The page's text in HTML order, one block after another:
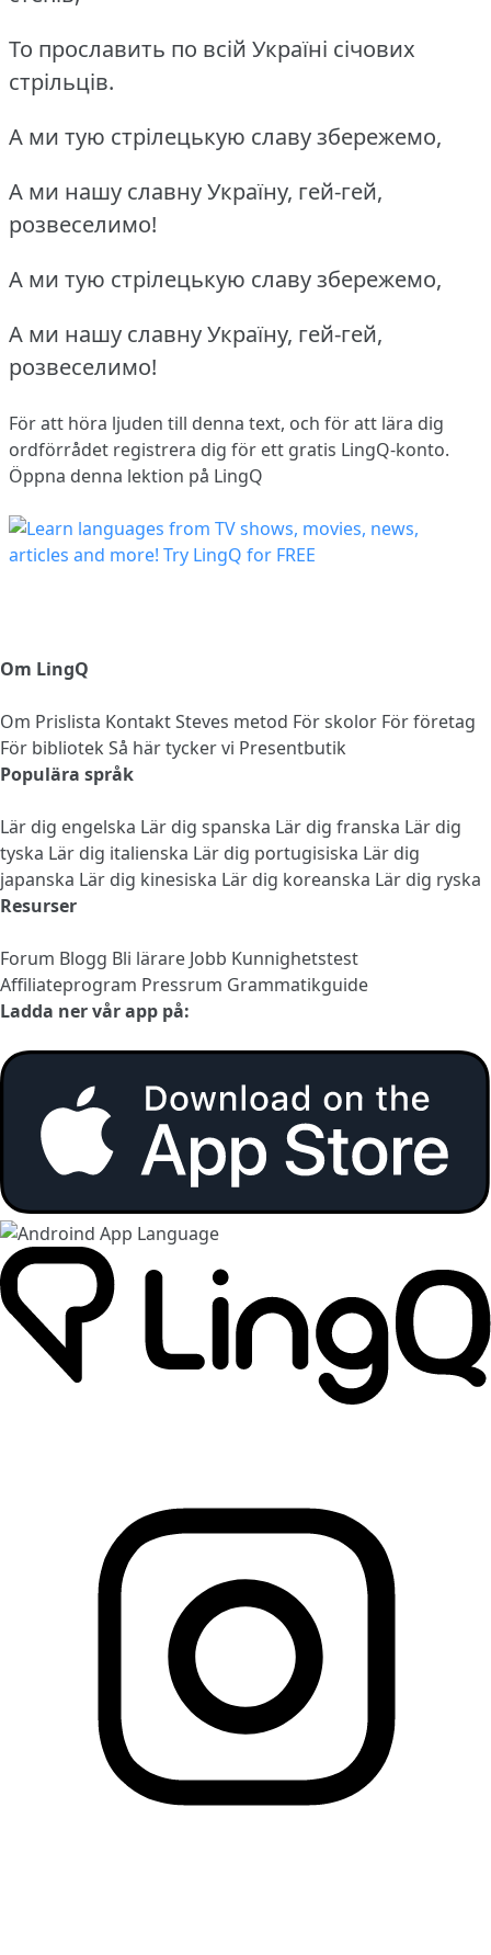
То прославить по всій Україні січових
стрільців.
А ми тую стрілецькую славу збережемо,
А ми нашу славну Україну, гей-гей,
розвеселимо!
А ми тую стрілецькую славу збережемо,
А ми нашу славну Україну, гей-гей,
розвеселимо!
För att höra ljuden till denna text, och för att lära dig
ordförrådet registrera dig för ett gratis LingQ-konto.
Öppna denna lektion på LingQ
Om LingQ
Om Prislista KontaktSteves metod För skolor För företag
För bibliotek Så här tycker vi Presentbutik
Populära språk
Lär dig engelska Lär dig spanska Lär dig franska Lär dig
tyska Lär dig italienska Lär dig portugisiska Lär dig
japanska Lär dig kinesiska Lär dig koreanska Lär dig ryska
Resurser
Forum Blogg Bli lärare Jobb Kunnighetstest
Affiliateprogram Pressrum Grammatikguide
Ladda ner vår app på: